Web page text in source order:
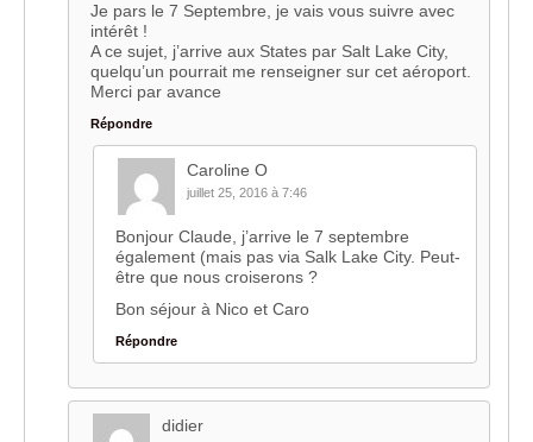
Je pars le 7 Septembre, je vais vous suivre avec
intérêt !
A ce sujet, j’arrive aux States par Salt Lake City,
quelqu’un pourrait me renseigner sur cet aéroport.
Merci par avance
Répondre
Caroline O
juillet 25, 2016 à 7:46
Bonjour Claude, j’arrive le 7 septembre
également (mais pas via Salk Lake City. Peut-
être que nous croiserons ?
Bon séjour à Nico et Caro
Répondre
didier